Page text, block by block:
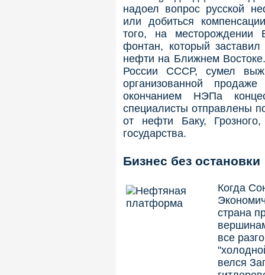
надоел вопрос русской
или добиться
того, на месторождении
фонтан, который
нефти на Ближнем
России СССР, сумел
организованной
окончанием НЭПа
специалисты отправлены
от нефти Баку,
государства.
Бизнес без остановки
Когда
страна
все
велся